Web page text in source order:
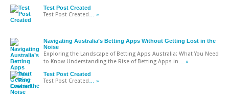
Test Post Created
Test Post Created … »
Navigating Australia’s Betting Apps Without Getting Lost in the
Noise
Exploring the Landscape of Betting Apps Australia: What You Need
to Know Understanding the Rise of Betting Apps in … »
Test Post Created
Test Post Created … »